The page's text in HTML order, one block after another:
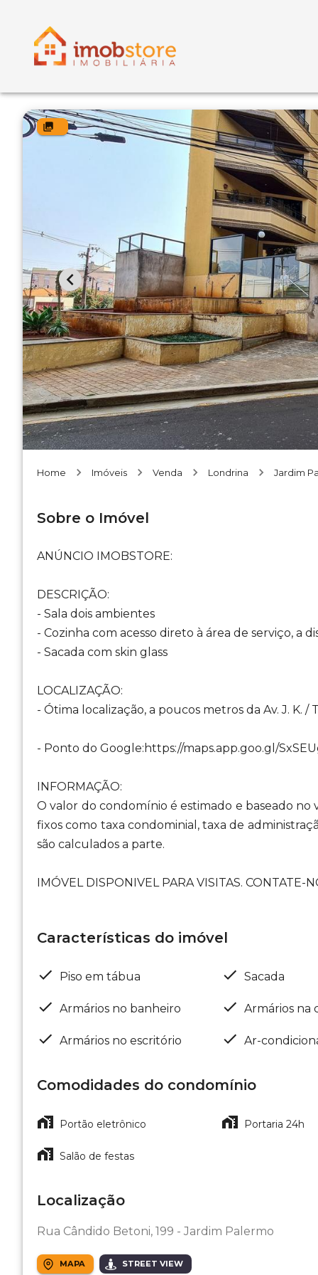
Home Imóveis Venda Londrina Jardim
Sobre o Imóvel
ANÚNCIO IMOBSTORE:
DESCRIÇÃO:
- Sala dois ambientes
- Cozinha com acesso direto à área de serviço, a
- Sacada com skin glass
LOCALIZAÇÃO:
- Ótima localização, a poucos metros da Av. J. K. /
- Ponto do Google:https://maps.app.goo.gl/
INFORMAÇÃO:
O valor do condomínio é estimado e baseado
fixos como taxa condominial, taxa de
são calculados a parte.
IMÓVEL DISPONIVEL PARA VISITAS. CONTATE-
Características do imóvel
Piso em tábua Sacada
Armários no banheiro Armários na
Armários no escritório Ar-
Comodidades do condomínio
Portão eletrônico Portaria 24h
Salão de festas
Localização
Rua Cândido Betoni, 199 - Jardim Palermo
MAPA STREET VIEW